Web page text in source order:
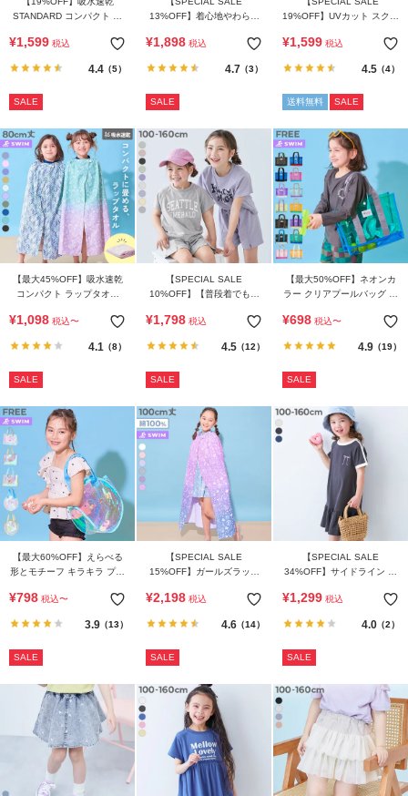
STANDARD コンパクト ラ
¥1,599 税込
4.4（5）
SALE
13%OFF】着心地やわらか
¥1,898 税込
4.7（3）
SALE
19%OFF】UVカット スクー
ュガード
¥1,599 税込
4.5（4）
送料無料 SALE
【最大45%OFF】吸水速乾
コンパクト ラップタオル
¥1,098 税込〜
4.1 （8）
SALE
【SPECIAL SALE
10%OFF】【普段着でもパ
半袖セットアップ
¥1,798 税込
4.5（12）
SALE
【最大50%OFF】ネオンカ
ラー クリアプールバッグ ト
¥698 税込〜
4.9（19）
SALE
【最大60%OFF】えらべる
形とモチーフ キラキラ プー
¥798 税込〜
3.9（13）
SALE
【SPECIAL SALE
15%OFF】ガールズラップ
¥2,198 税込
4.6（14）
SALE
【SPECIAL SALE
34%OFF】サイドライン テ
¥1,299 税込
4.0（2）
SALE